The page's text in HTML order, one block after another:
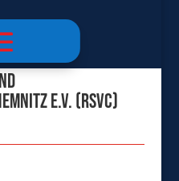
e.V. (RSVC)